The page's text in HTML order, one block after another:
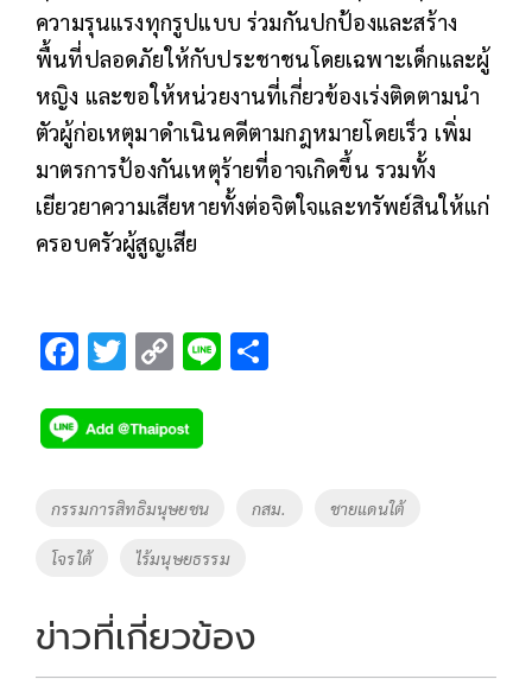
ความรุนแรงทุกรูปแบบ ร่วมกันปกป้องและสร้าง
พื้นที่ปลอดภัยให้กับประชาชนโดยเฉพาะเด็กและผู้
หญิง และขอให้หน่วยงานที่เกี่ยวข้องเร่งติดตามนำ
ตัวผู้ก่อเหตุมาดำเนินคดีตามกฎหมายโดยเร็ว เพิ่ม
มาตรการป้องกันเหตุร้ายที่อาจเกิดขึ้น รวมทั้ง
เยียวยาความเสียหายทั้งต่อจิตใจและทรัพย์สินให้แก่
ครอบครัวผู้สูญเสีย
F
e
b
o
o
k
T
tt
er
C
p
y
Li
k
Li
Tags
กรรมการสิทธิมนุษยชน กสม. ชายแดนใต้
โจรใต้ ไร้มนุษยธรรม
ข่าวที่เกี่ยวข้อง